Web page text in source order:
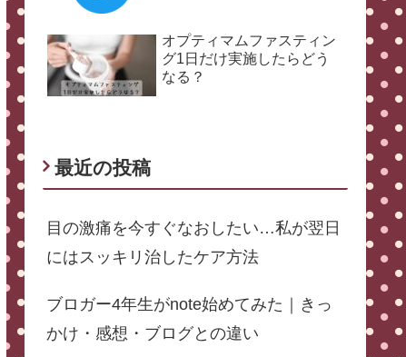
オプティマムファスティン
グ1日だけ実施したらどう
なる？
最近の投稿
目の激痛を今すぐなおしたい…私が翌日
にはスッキリ治したケア方法
ブロガー4年生がnote始めてみた｜きっ
かけ・感想・ブログとの違い